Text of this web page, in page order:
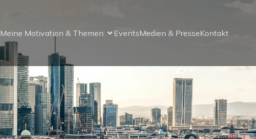
Meine Motivation & Themen EventsMedien & PresseKontakt